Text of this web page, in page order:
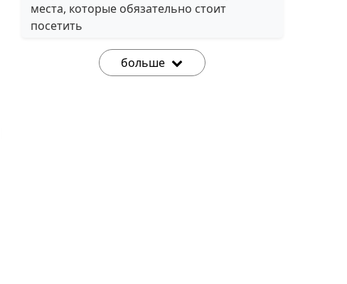
места, которые обязательно стоит
посетить
больше